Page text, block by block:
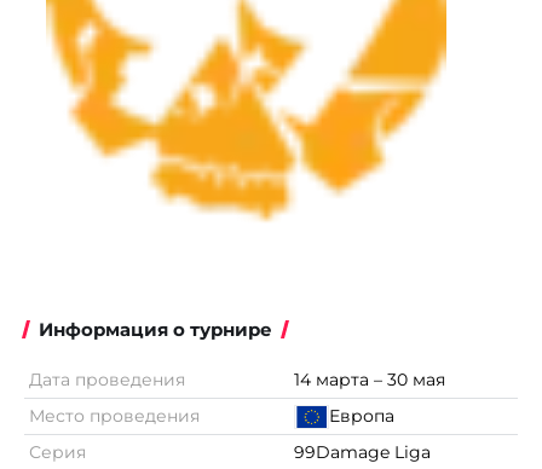
Информация о турнире
Дата проведения
14 марта – 30 мая
Место проведения
Европа
Серия
99Damage Liga